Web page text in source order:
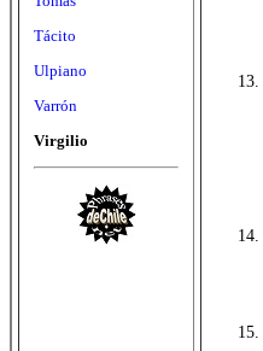
Tácito
Ulpiano
Varrón
Virgilio